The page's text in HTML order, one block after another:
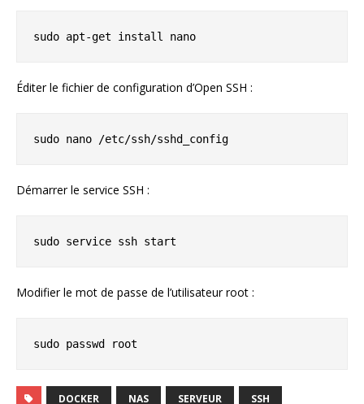
sudo apt-get install nano
Éditer le fichier de configuration d’Open SSH :
sudo nano /etc/ssh/sshd_config
Démarrer le service SSH :
sudo service ssh start
Modifier le mot de passe de l’utilisateur root :
sudo passwd root
DOCKER NAS SERVEUR SSH